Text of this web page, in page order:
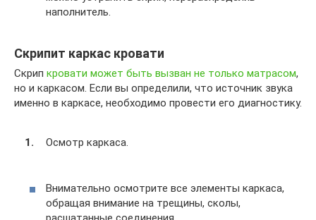
наполнитель.
Скрипит каркас кровати
Скрип кровати может быть вызван не только матрасом,
но и каркасом. Если вы определили, что источник звука
именно в каркасе, необходимо провести его диагностику.
Осмотр каркаса.
Внимательно осмотрите все элементы каркаса,
обращая внимание на трещины, сколы,